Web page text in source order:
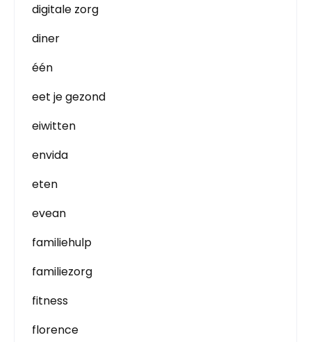
digitale zorg
diner
één
eet je gezond
eiwitten
envida
eten
evean
familiehulp
familiezorg
fitness
florence